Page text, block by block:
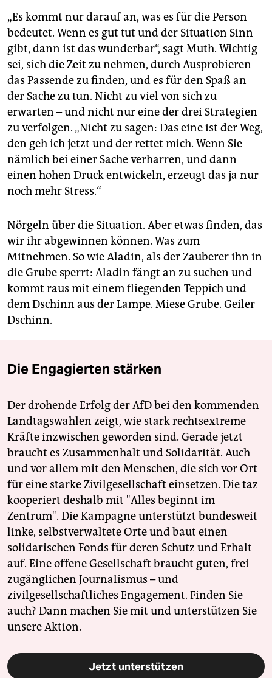
„Es kommt nur darauf an, was es für die Person
bedeutet. Wenn es gut tut und der Situation Sinn
gibt, dann ist das wunderbar“, sagt Muth. Wichtig
sei, sich die Zeit zu nehmen, durch Ausprobieren
das Passende zu finden, und es für den Spaß an
der Sache zu tun. Nicht zu viel von sich zu
erwarten – und nicht nur eine der drei Strategien
zu verfolgen. „Nicht zu sagen: Das eine ist der Weg,
den geh ich jetzt und der rettet mich. Wenn Sie
nämlich bei einer Sache verharren, und dann
einen hohen Druck entwickeln, erzeugt das ja nur
noch mehr Stress.“
Nörgeln über die Situation. Aber etwas finden, das
wir ihr abgewinnen können. Was zum
Mitnehmen. So wie Aladin, als der Zauberer ihn in
die Grube sperrt: Aladin fängt an zu suchen und
kommt raus mit einem fliegenden Teppich und
dem Dschinn aus der Lampe. Miese Grube. Geiler
Dschinn.
Die Engagierten stärken
Der drohende Erfolg der AfD bei den kommenden
Landtagswahlen zeigt, wie stark rechtsextreme
Kräfte inzwischen geworden sind. Gerade jetzt
braucht es Zusammenhalt und Solidarität. Auch
und vor allem mit den Menschen, die sich vor Ort
für eine starke Zivilgesellschaft einsetzen. Die taz
kooperiert deshalb mit "Alles beginnt im
Zentrum". Die Kampagne unterstützt bundesweit
linke, selbstverwaltete Orte und baut einen
solidarischen Fonds für deren Schutz und Erhalt
auf. Eine offene Gesellschaft braucht guten, frei
zugänglichen Journalismus – und
zivilgesellschaftliches Engagement. Finden Sie
auch? Dann machen Sie mit und unterstützen Sie
unsere Aktion.
Jetzt unterstützen